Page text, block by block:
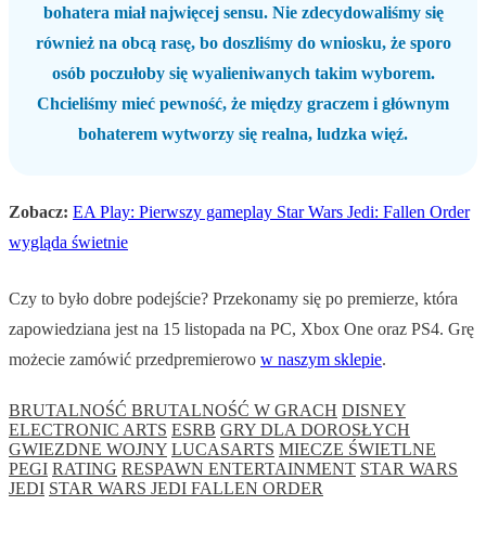
bohatera miał najwięcej sensu. Nie zdecydowaliśmy się
również na obcą rasę, bo doszliśmy do wniosku, że sporo
osób poczułoby się wyalieniwanych takim wyborem.
Chcieliśmy mieć pewność, że między graczem i głównym
bohaterem wytworzy się realna, ludzka więź.
Zobacz: EA Play: Pierwszy gameplay Star Wars Jedi: Fallen Order
wygląda świetnie
Czy to było dobre podejście? Przekonamy się po premierze, która
zapowiedziana jest na 15 listopada na PC, Xbox One oraz PS4. Grę
możecie zamówić przedpremierowo w naszym sklepie.
BRUTALNOŚĆ BRUTALNOŚĆ W GRACH DISNEY
ELECTRONIC ARTS ESRB GRY DLA DOROSŁYCH
GWIEZDNE WOJNY LUCASARTS MIECZE ŚWIETLNE
PEGI RATING RESPAWN ENTERTAINMENT STAR WARS
JEDI STAR WARS JEDI FALLEN ORDER